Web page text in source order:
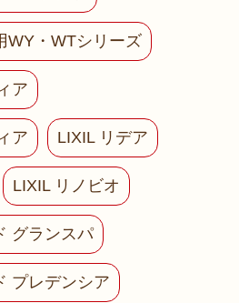
WY・WTシリーズ
ア
ア LIXIL リデア
LIXIL リノビオ
グランスパ
プレデンシア